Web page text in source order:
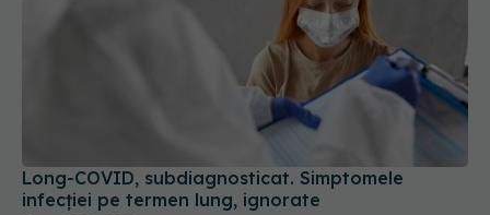
Long-COVID, subdiagnosticat. Simptomele
infecției pe termen lung, ignorate